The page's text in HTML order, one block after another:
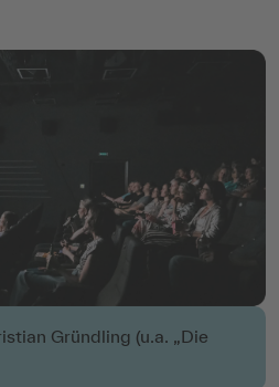
Gründling (u.a. „Die